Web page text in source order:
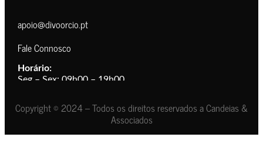
apoio@divoorcio.pt
Fale Connosco
Horário:
Seg – Sex: 09h00 – 19h00
Copyright © 2024 – Todos os direitos reservados a Candeias &
Associados